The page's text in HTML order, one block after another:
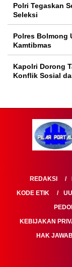
Polri Tegaskan
Seleksi
Polres Bolmong
Kamtibmas
Kapolri Dorong
Konflik Sosial
REDAKSI
KODE ETIK
KEBIJAKAN
HAK